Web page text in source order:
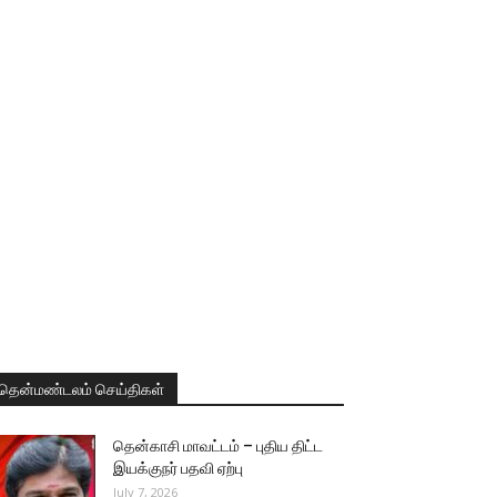
செய்திகள்
தென்காசி மாவட்டம் – புதிய திட்ட
இயக்குநர் பதவி ஏற்பு
July 7, 2026